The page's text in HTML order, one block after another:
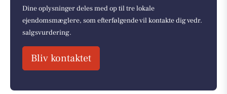
Dine oplysninger deles med op til tre lokale
ejendomsmæglere, som efterfølgende vil kontakte dig vedr.
salgsvurdering.
Bliv kontaktet